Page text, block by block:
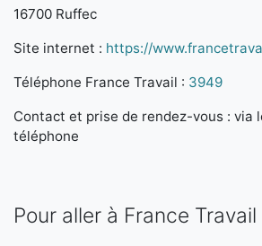
16700 Ruffec
Site internet : https://
Téléphone France Travail : 3949
Contact et prise de rendez-vous : via
téléphone
Pour aller à France